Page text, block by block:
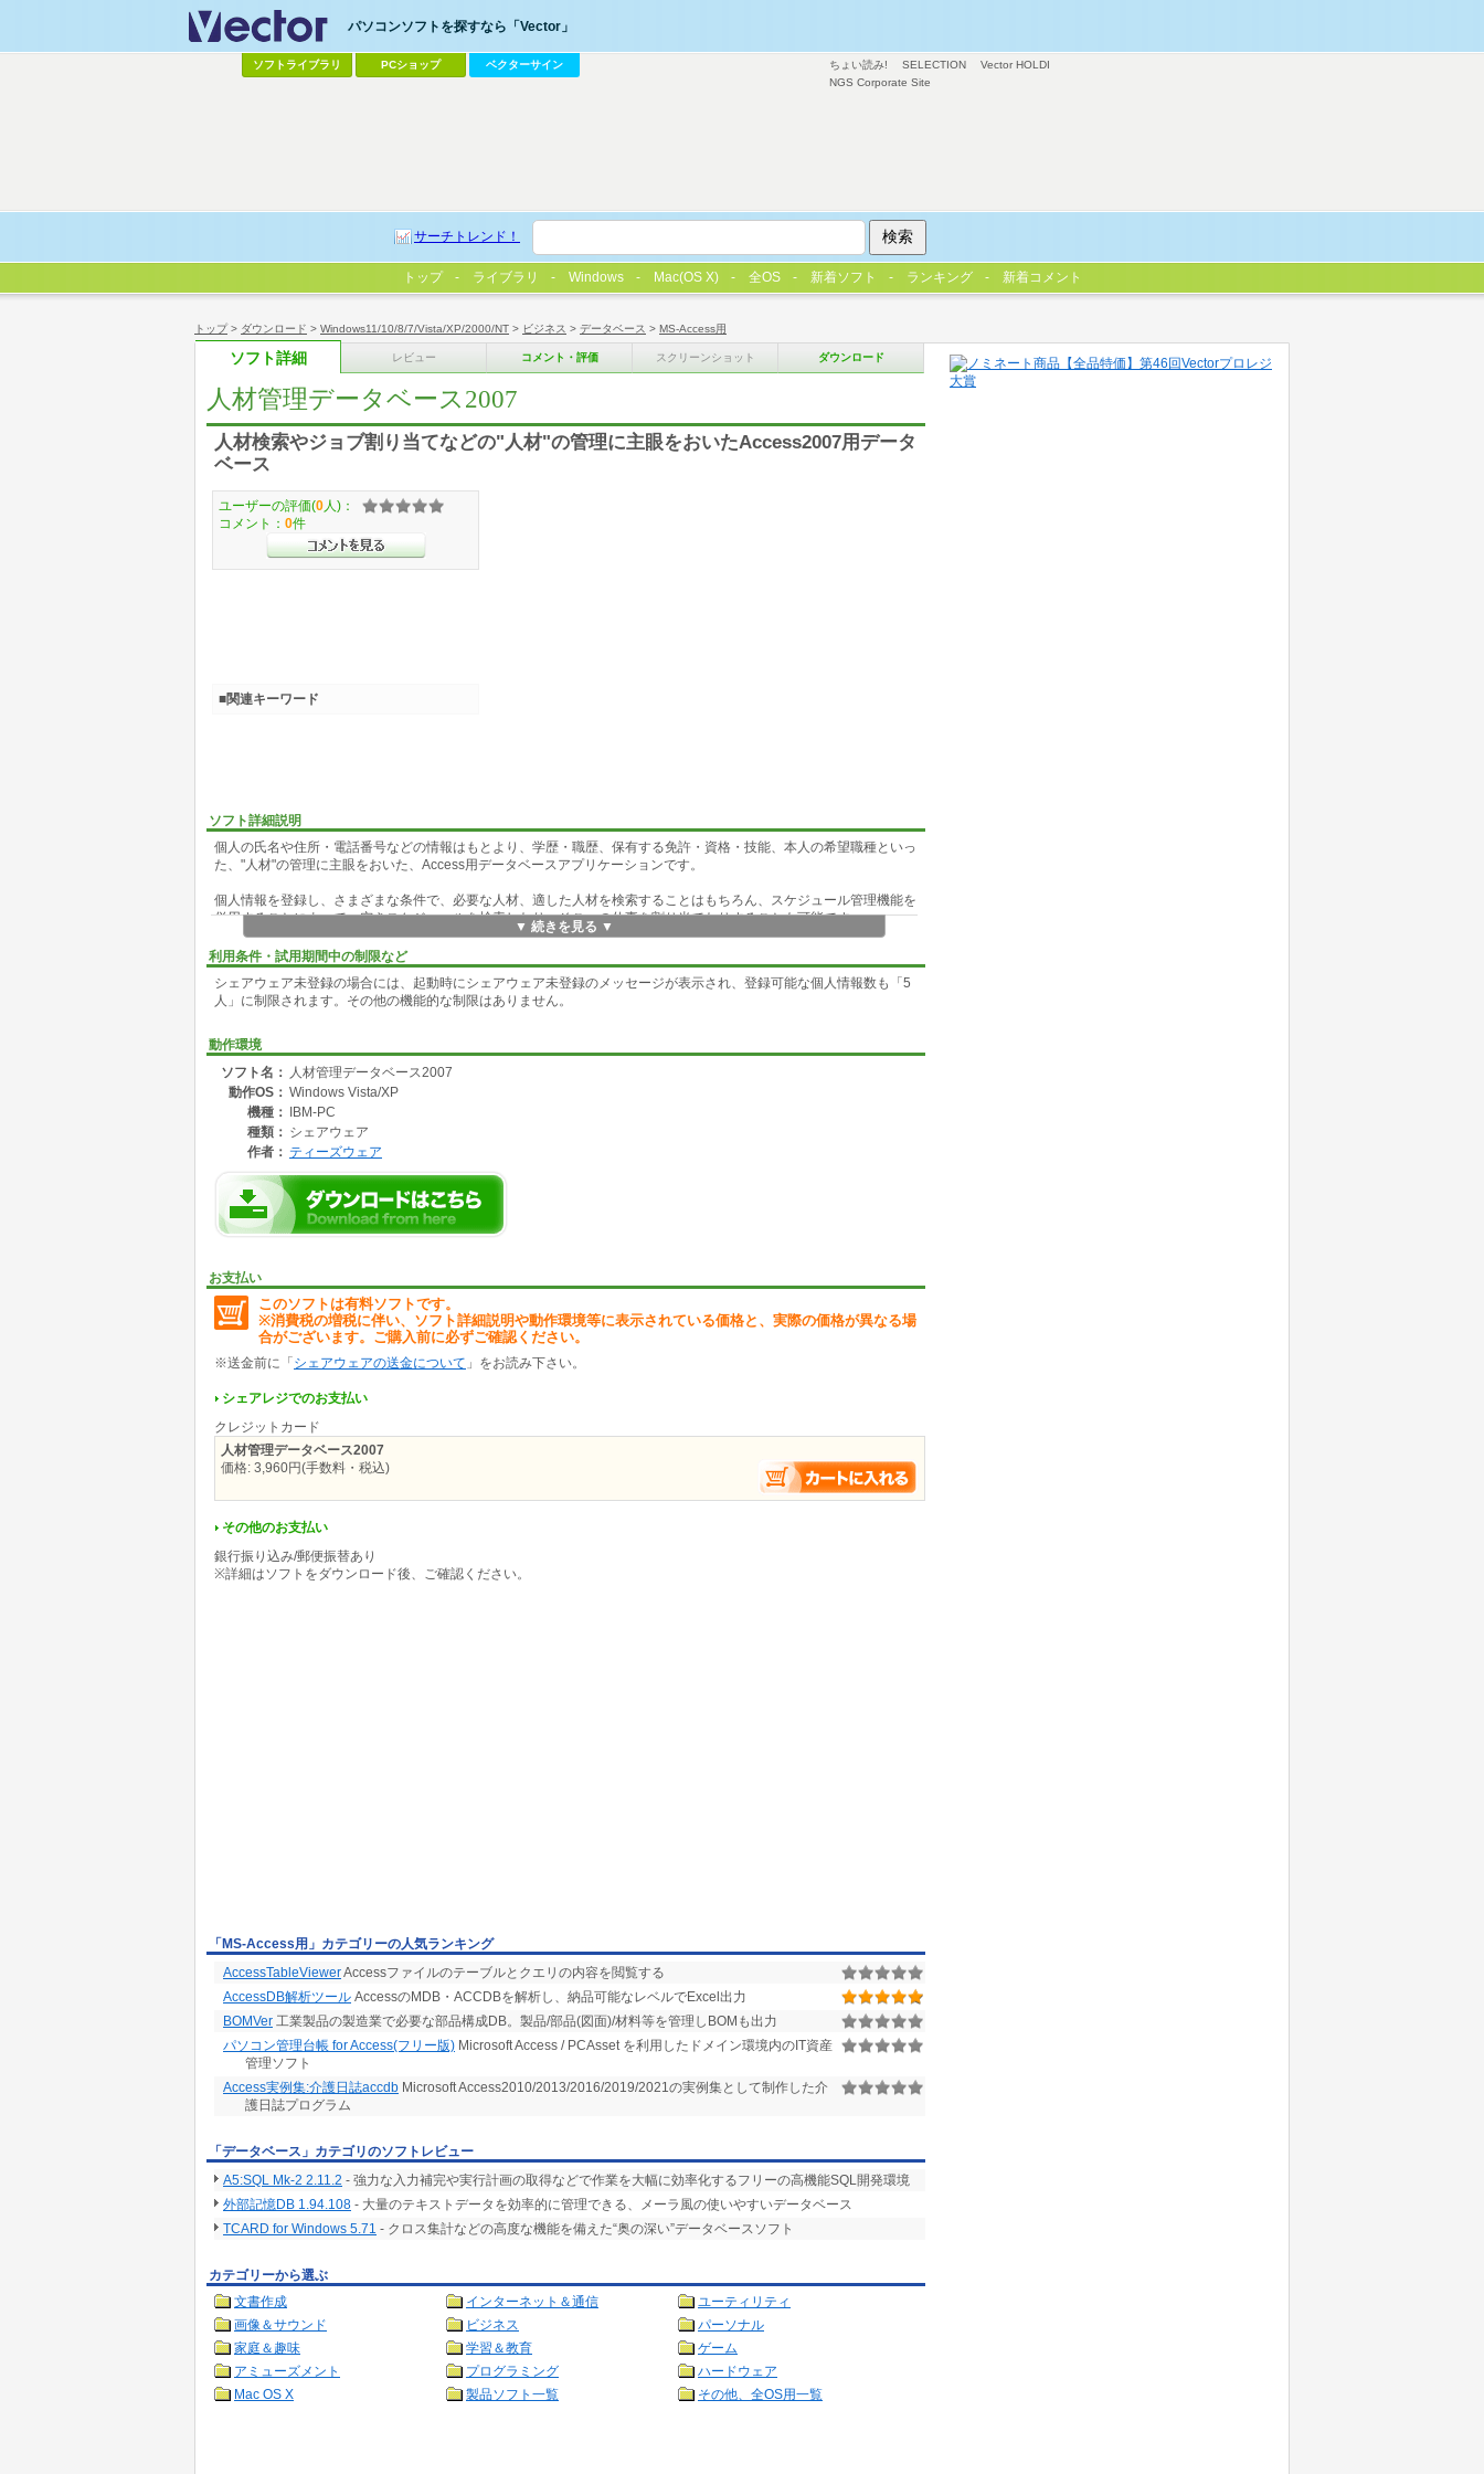
トップ> ダウンロード > Windows11/10/8/7/Vista/XP/2000/NT > ビジネス > データベース > MS-Access用
ソフト詳細 レビュー コメント・評価 スクリーンショット ダウンロード
人材管理データベース2007
人材検索やジョブ割り当てなどの"人材"の管理に主眼をおいたAccess2007用データ
ベース
ソフト詳細説明
個人の氏名や住所・電話番号などの情報はもとより、学歴・職歴、保有する免許・資格・技能、本人の希望職種といっ
た、"人材"の管理に主眼をおいた、Access用データベースアプリケーションです。
個人情報を登録し、さまざまな条件で、必要な人材、適した人材を検索することはもちろん、スケジュール管理機能を
併用することによって、空きスケジュールを検索したり、そこへの仕事を割り当てたりすることも可能です。
人材派遣業や多種・短期の仕事の多い業種での人材+スケジュール管理、あるいは会社や組織の一般的な社員管理・メン
バー管理などの用途に使うことができます。
【特徴】
・学歴・職歴、免許・資格・技能に重点をおいた個人情報管理
・個人別のスケジュール管理機能や業務履歴管理機能
・豊富な条件設定による人材の検索
・絞り込みによる、必要な人材・適した人材の抽出
・特定の人宛ての新規送信メール作成
・空きスケジュール検索とそれに対する仕事の割り当て機能
・スケジュールを仮割り当てしたあとの照会メールの作成
・フルカスタマイズ可能(シェアウェア登録時)
▼ 続きを見る ▼
利用条件・試用期間中の制限など
シェアウェア未登録の場合には、起動時にシェアウェア未登録のメッセージが表示され、登録可能な個人情報数も「5
人」に制限されます。その他の機能的な制限はありません。
動作環境
ソフト名： 人材管理データベース2007
動作OS： Windows Vista/XP
機種：
IBM-PC
種類： シェアウェア
作者： ティーズウェア
お支払い
このソフトは有料ソフトです。
※消費税の増税に伴い、ソフト詳細説明や動作環境等に表示されている価格と、実際の価格が異なる場
合がございます。ご購入前に必ずご確認ください。
※送金前に「 シェアウェアの送金について 」をお読み下さい。
シェアレジでのお支払い
クレジットカード
人材管理データベース2007
価格: 3,960円(手数料・税込)
その他のお支払い
銀行振り込み/郵便振替あり
※詳細はソフトをダウンロード後、ご確認ください。
ユーザーの評価(0 人)：
コメント： 0件
■関連キーワード
「MS-Access用」カテゴリーの人気ランキング
AccessTableViewerAccessファイルのテーブルとクエリの内容を閲覧する
AccessDB解析ツール AccessのMDB・ACCDBを解析し、納品可能なレベルでExcel出力
BOMVer 工業製品の製造業で必要な部品構成DB。製品/部品(図面)/材料等を管理しBOMも出力
パソコン管理台帳 for Access(フリー版) Microsoft Access / PCAsset を利用したドメイン環境内のIT資産
管理ソフト
Access実例集:介護日誌accdb Microsoft Access2010/2013/2016/2019/2021の実例集として制作した介
護日誌プログラム
「データベース」カテゴリのソフトレビュー
A5:SQL Mk-2 2.11.2 - 強力な入力補完や実行計画の取得などで作業を大幅に効率化するフリーの高機能SQL開発環境
外部記憶DB 1.94.108 - 大量のテキストデータを効率的に管理できる、メーラ風の使いやすいデータベース
TCARD for Windows 5.71 - クロス集計などの高度な機能を備えた“奥の深い”データベースソフト
カテゴリーから選ぶ
文書作成
インターネット＆通信
ユーティリティ
画像＆サウンド
ビジネス
パーソナル
家庭＆趣味
学習＆教育
ゲーム
アミューズメント
プログラミング
ハードウェア
Mac OS X
製品ソフト一覧 その他、全OS用一覧
ちょい読み! SELECTION
Vector HOLDI
NGS Corporate Site
パソコンソフトを探すなら「Vector」
ソフトライブラリ PCショップ ベクターサイン
サーチトレンド！
トップ ライブラリ Windows Mac(OS X) 全OS 新着ソフト ランキング 新着コメント